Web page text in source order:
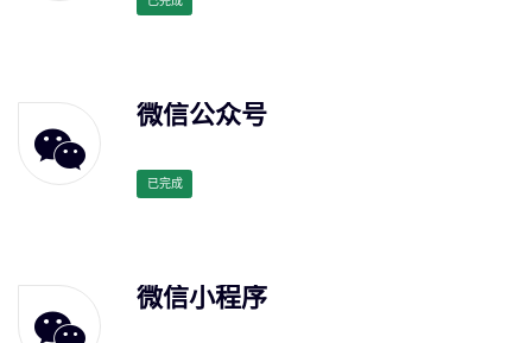
微信公众号
已完成
微信小程序